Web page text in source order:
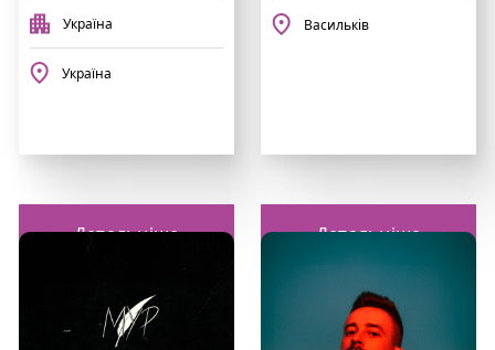
Україна
Україна
Детальніше
Васильків
Детальніше